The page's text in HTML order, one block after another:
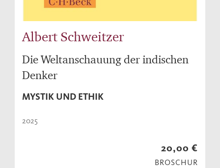
Albert Schweitzer
Die Weltanschauung der indischen
Denker
MYSTIK UND ETHIK
2025
20,00 €
BROSCHUR